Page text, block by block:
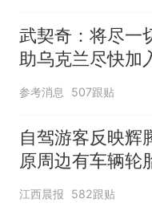
武契奇：将尽一
助乌克兰尽快加
参考消息 507跟贴
自驾游客反映辉
原周边有车辆轮
修理店铺换胎价
江西晨报 582跟贴